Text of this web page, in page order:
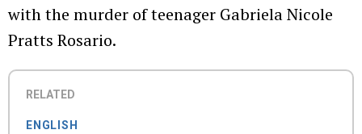
with the murder of teenager Gabriela Nicole
Pratts Rosario.
RELATED
ENGLISH